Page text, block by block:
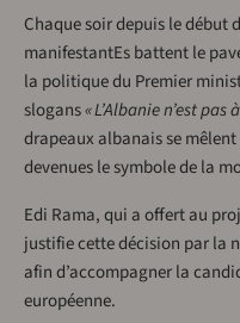
Chaque soir depuis le début
manifestantEs battent le
la politique du Premier
slogans« L’Albanie n’est pas
drapeaux albanais se
devenues le symbole de la
Edi Rama, qui a offert au
justifie cette décision par la
afin d’accompagner la
européenne.